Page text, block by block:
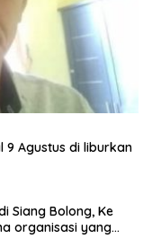
9 Agustus di liburkan
Siang Bolong, Ke
organisasi yang